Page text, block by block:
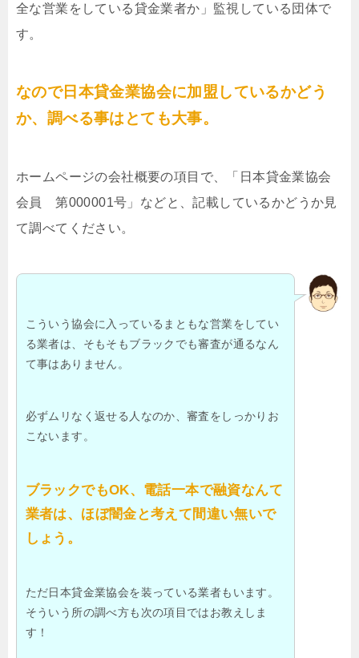
全な営業をしている貸金業者か」監視している団体で
す。
なので日本貸金業協会に加盟しているかどう
か、調べる事はとても大事。
ホームページの会社概要の項目で、「日本貸金業協会
会員 第000001号」などと、記載しているかどうか見
て調べてください。
こういう協会に入っているまともな営業をしてい
る業者は、そもそもブラックでも審査が通るなん
て事はありません。
必ずムリなく返せる人なのか、審査をしっかりお
こないます。
ブラックでもOK、電話一本で融資なんて
業者は、ほぼ闇金と考えて間違い無いで
しょう。
ただ日本貸金業協会を装っている業者もいます。
そういう所の調べ方も次の項目ではお教えしま
す！